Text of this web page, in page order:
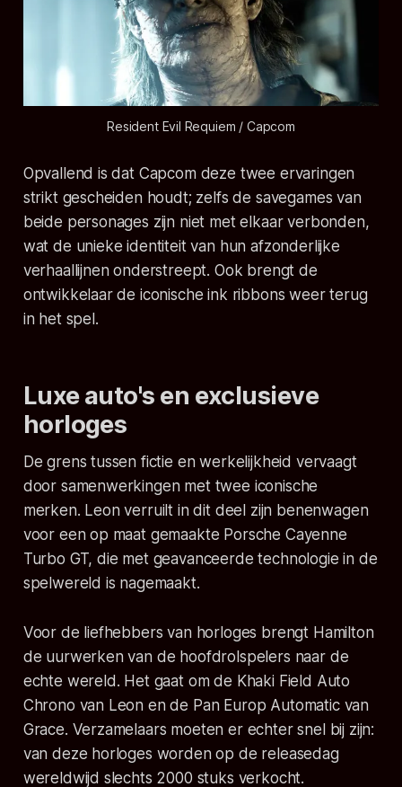
Resident Evil Requiem / Capcom
Opvallend is dat Capcom deze twee ervaringen
strikt gescheiden houdt; zelfs de savegames van
beide personages zijn niet met elkaar verbonden,
wat de unieke identiteit van hun afzonderlijke
verhaallijnen onderstreept. Ook brengt de
ontwikkelaar de iconische ink ribbons weer terug
in het spel.
Luxe auto's en exclusieve
horloges
De grens tussen fictie en werkelijkheid vervaagt
door samenwerkingen met twee iconische
merken. Leon verruilt in dit deel zijn benenwagen
voor een op maat gemaakte Porsche Cayenne
Turbo GT, die met geavanceerde technologie in de
spelwereld is nagemaakt.
Voor de liefhebbers van horloges brengt Hamilton
de uurwerken van de hoofdrolspelers naar de
echte wereld. Het gaat om de Khaki Field Auto
Chrono van Leon en de Pan Europ Automatic van
Grace. Verzamelaars moeten er echter snel bij zijn:
van deze horloges worden op de releasedag
wereldwijd slechts 2000 stuks verkocht.